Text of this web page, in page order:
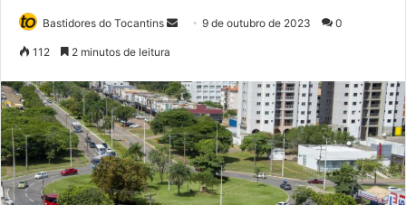
Bastidores do Tocantins
d
e
u
m
e
-
9 de outubro de 2023 0
112 2 minutos de leitura